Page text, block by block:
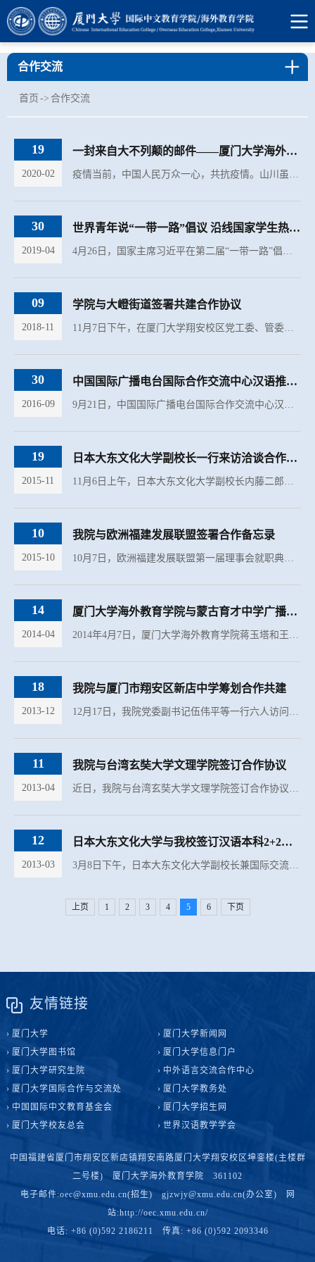
合作交流
首页 -> 合作交流
19
2020-02
一封来自大不列颠的邮件——厦门大学海外合作院校英国创意艺术大学校长就中国疫情...
疫情当前，中国人民万众一心，共抗疫情。山川虽异域，风月却同天，远在英国的厦门大学海外合作院校——英国创意艺术大学，亦跨越山川河海，跨越英伦三岛，为我们带来了最深切的关怀与最诚挚的祝福。2020年2月17日...
30
2019-04
世界青年说“一带一路”倡议 沿线国家学生热议习近平主席在“一带一路”倡议国际合...
4月26日，国家主席习近平在第二届“一带一路”倡议国际合作高峰论坛开幕式上发表题为《齐心开创共建“一带一路”美好未来》的主旨演讲，总结了“一带一路”倡议提出五年来取得的丰硕成果，向国际社会发出了进一步...
09
2018-11
学院与大嶝街道签署共建合作协议
11月7日下午，在厦门大学翔安校区党工委、管委会的统筹协调下，厦门大学海外教育学院/国际学院与厦门市翔安区大嶝街道在大嶝街道文化活动中心正式签署共建合作框架协议。厦门大学校长助理、翔安校区党工委书记、...
30
2016-09
中国国际广播电台国际合作交流中心汉语推广处一行访问我院
9月21日，中国国际广播电台国际合作交流中心汉语推广处副处长陈强一行来访我院。厦门大学海外教育学院/国际学院院长郑通涛教授会见了来宾。副院长傅万里、院招生科相关人员等参加座谈。双方就即将合作孔子学院秋...
19
2015-11
日本大东文化大学副校长一行来访洽谈合作事宜
11月6日上午，日本大东文化大学副校长内藤二郎、国际交流事务处处长岛垣修及国际事务负责人郑新培一行来访海外教育学院/国际学院洽谈合作事宜。此次来访，双方具体研究了合作模式，形成了双边基本的合作框架，为...
10
2015-10
我院与欧洲福建发展联盟签署合作备忘录
10月7日，欧洲福建发展联盟第一届理事会就职典礼暨2015年欧洲福建发展联盟年会在厦门隆重举行。海外教育学院副院长傅万里应邀出席，并在大会上代表学院与该联盟主席何家金先生共同签署合作备忘录。该协议签署后，...
14
2014-04
厦门大学海外教育学院与蒙古育才中学广播孔子课堂签订合作协议
2014年4月7日，厦门大学海外教育学院蒋玉塔和王赵远老师访问CRI蒙古育才广播孔子课堂，拜访了育才中学巴雅尔校长，并达成了多项合作共识。 巴雅尔校长介绍了育才广播孔子课堂的发展情况，随后邀请两位老师参观十...
18
2013-12
我院与厦门市翔安区新店中学筹划合作共建
12月17日，我院党委副书记伍伟平等一行六人访问厦门市翔安区新店中学，商讨筹划合作共建事宜。 新店中学许校长热情接待了我院老师。他介绍了新店中学的基本情况，突出了该校在体育、艺术特长生方面的优势。他表示...
11
2013-04
我院与台湾玄奘大学文理学院签订合作协议
近日，我院与台湾玄奘大学文理学院签订合作协议，双方鉴于海内外学术交流之必要，同意缔建合作友好关系，加强学术、文化及相关人员之交流。 为充分发挥海峡两岸高校在科学研究、人才培养、文化传播方面的群体优势...
12
2013-03
日本大东文化大学与我校签订汉语本科2+2合作协议和教师交流协议
3月8日下午，日本大东文化大学副校长兼国际交流中心所长山崎俊次教授与中国语言文化研究科主任郑新培教授访问厦门大学。詹心丽副校长、国际处王艺副处长、海外教育学院陈志伟书记、吕子玄副院长及学校相关老师接...
上页 1 2 3 4 5 6 下页
友情链接
厦门大学
厦门大学新闻网
厦门大学图书馆
厦门大学信息门户
厦门大学研究生院
中外语言交流合作中心
厦门大学国际合作与交流处
厦门大学教务处
中国国际中文教育基金会
厦门大学招生网
厦门大学校友总会
世界汉语教学学会
中国福建省厦门市翔安区新店镇翔安南路厦门大学翔安校区坤銮楼(主楼群
二号楼) 厦门大学海外教育学院 361102
电子邮件:oec@xmu.edu.cn(招生) gjzwjy@xmu.edu.cn(办公室) 网
站:http://oec.xmu.edu.cn/
电话: +86 (0)592 2186211 传真: +86 (0)592 2093346